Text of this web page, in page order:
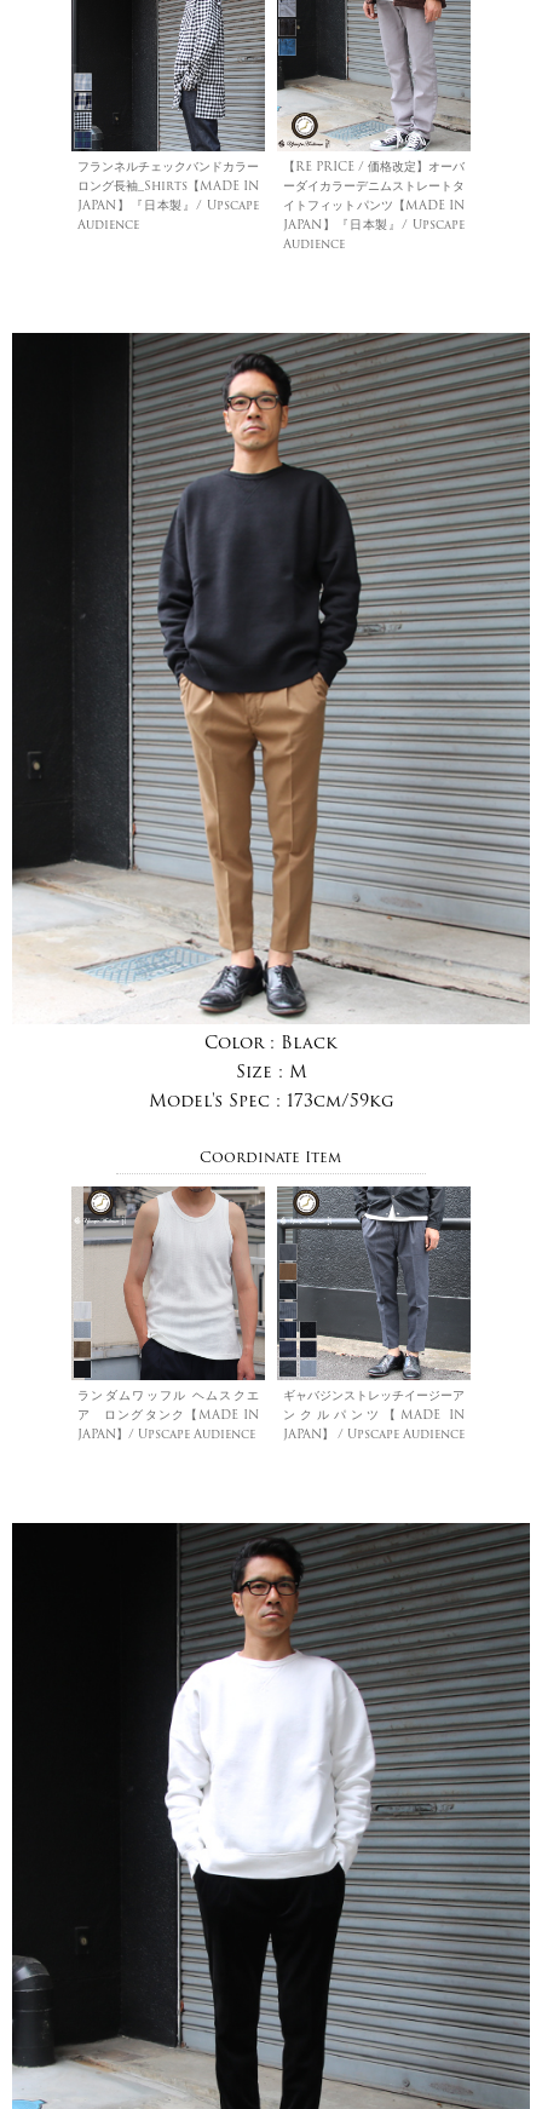
フランネルチェックバンドカラー
ロング長袖_Shirts【MADE IN
JAPAN】『日本製』/ Upscape
Audience
【RE PRICE / 価格改定】オーバ
ーダイカラーデニムストレートタ
イトフィットパンツ【MADE IN
JAPAN】『日本製』/ Upscape
Audience
Color : Black
Size : M
Model's Spec : 173cm/59kg
Coordinate Item
ランダムワッフル ヘムスクエ
ア ロングタンク【MADE IN
JAPAN】/ Upscape Audience
ギャバジンストレッチイージーア
ンクルパンツ【MADE IN
JAPAN】 / Upscape Audience